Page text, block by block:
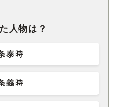
人物は？
泰時
義時